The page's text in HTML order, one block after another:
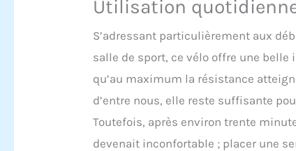
Utilisation
S’adressant particulièrement aux
salle de sport, ce vélo offre une
qu’au maximum la résistance
d’entre nous, elle reste suffisante
Toutefois, après environ trente
devenait inconfortable ; placer une